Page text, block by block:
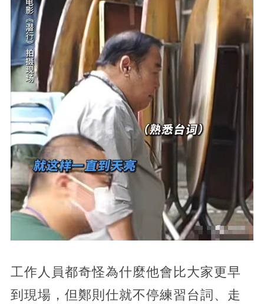
工作人員都奇怪為什麼他會比大家更早
到現場，但鄭則仕就不停練習台詞、走